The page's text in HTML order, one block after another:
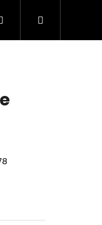
O NÁS
PřihlášeníNákupní